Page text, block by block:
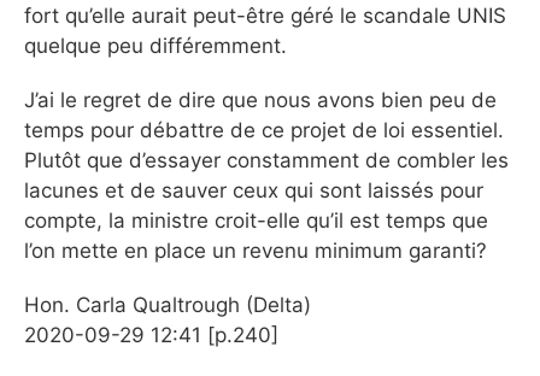
fort qu’elle aurait peut-être géré le scandale UNIS
quelque peu différemment.
J’ai le regret de dire que nous avons bien peu de
temps pour débattre de ce projet de loi essentiel.
Plutôt que d’essayer constamment de combler les
lacunes et de sauver ceux qui sont laissés pour
compte, la ministre croit-elle qu’il est temps que
l’on mette en place un revenu minimum garanti?
Hon. Carla Qualtrough (Delta)
2020-09-29 12:41 [p.240]